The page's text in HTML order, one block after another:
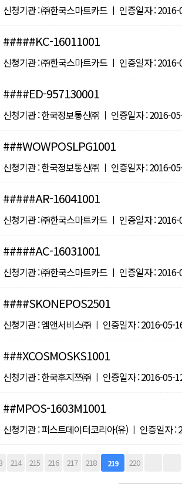
신청기관 : ㈜한국스마트카드 ㅣ 인증일자 :
#####KC-16011001
신청기관 : ㈜한국스마트카드 ㅣ 인증일자 :
####ED-957130001
신청기관 : 한국정보통신㈜ ㅣ 인증일자 : 2016-
###WOWPOSLPG1001
신청기관 : 한국정보통신㈜ ㅣ 인증일자 : 2016-
#####AR-16041001
신청기관 : ㈜한국스마트카드 ㅣ 인증일자 :
#####AC-16031001
신청기관 : ㈜한국스마트카드 ㅣ 인증일자 :
####SKONEPOS2501
신청기관 : 엠앤서비스㈜ ㅣ 인증일자 : 2016-05-
###XCOSMOSKS1001
신청기관 : 한국후지쯔㈜ ㅣ 인증일자 : 2016-05-
##MPOS-1603M1001
신청기관 : 퍼스트데이터코리아(유) ㅣ 인증일자
214 215 216 217 218 219 220